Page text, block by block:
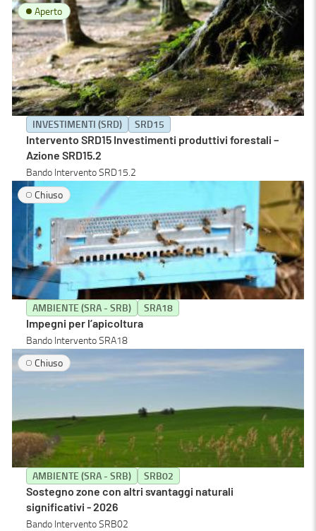
Aperto
INVESTIMENTI (SRD) SRD15
Intervento SRD15 Investimenti produttivi forestali –
Azione SRD15.2
Bando Intervento SRD15.2
Chiuso
AMBIENTE (SRA - SRB) SRA18
Impegni per l’apicoltura
Bando Intervento SRA18
Chiuso
AMBIENTE (SRA - SRB) SRB02
Sostegno zone con altri svantaggi naturali
significativi - 2026
Bando Intervento SRB02